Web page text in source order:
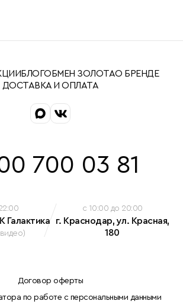
БЛОГОБМЕН ЗОЛОТАО БРЕНДЕ
ДОСТАВКА И ОПЛАТА
700 03 81
Галактика
c 10:00 до 20:00
г. Краснодар, ул. Красная,
180
Договор оферты
по работе с персональными данными